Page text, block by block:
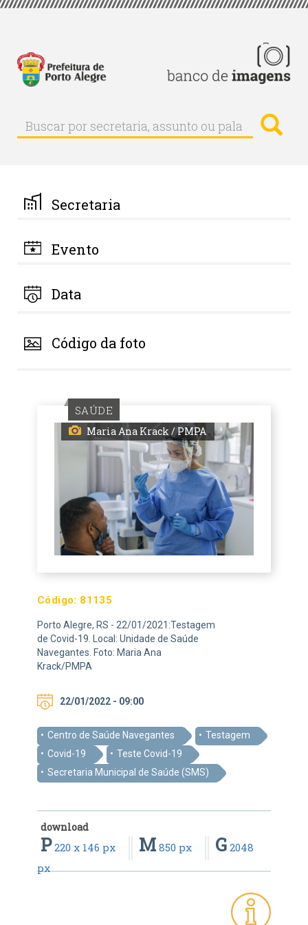
Pular
principal
Buscar
Buscar
por
palavra-
chave
Secretaria
Evento
Data
Código da foto
SAÚDE
Maria Ana Krack / PMPA
Código: 81135
Porto Alegre, RS - 22/01/2021:Testagem
de Covid-19. Local: Unidade de Saúde
Navegantes. Foto: Maria Ana
Krack/PMPA
22/01/2022 - 09:00
Centro de Saúde Navegantes
Testagem
Covid-19
Teste Covid-19
Secretaria Municipal de Saúde (SMS)
download
P220 x 146 px M 850 px G 2048
px